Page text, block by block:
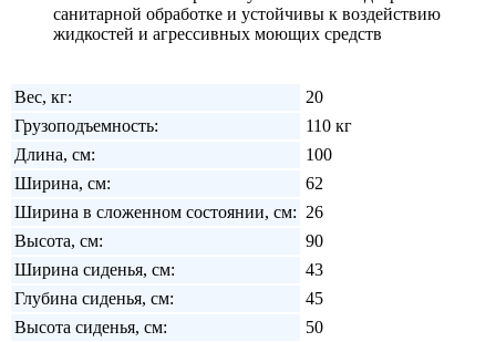
санитарной обработке и устойчивы к воздействию
жидкостей и агрессивных моющих средств
Вес, кг:
20
Грузоподъемность:
110 кг
Длина, см:
100
Ширина, см:
62
Ширина в сложенном состоянии, см: 26
Высота, см:
90
Ширина сиденья, см:
43
Глубина сиденья, см:
45
Высота сиденья, см:
50